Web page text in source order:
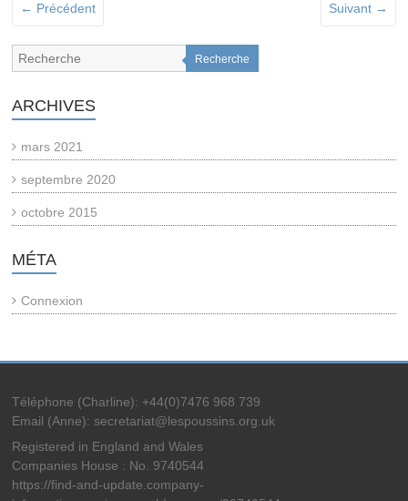
← Précédent Suivant →
Recherche
ARCHIVES
mars 2021
septembre 2020
octobre 2015
MÉTA
Connexion
Téléphone (Charline): +44(0)7476 968 739
Email (Anne): secretariat@lespoussins.org.uk
Registered in England and Wales
Companies House : No. 9740544
https://find-and-update.company-